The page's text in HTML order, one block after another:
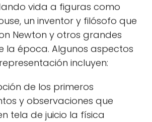
vida a figuras como
un inventor y filósofo que
Newton y otros grandes
la época. Algunos aspectos
incluyen:
de los primeros
y observaciones que
tela de juicio la física